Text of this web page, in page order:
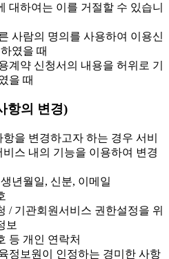
대하여는 이를 거절할 수 있습니
사람의 명의를 사용하여 이용신
였을 때
계약 신청서의 내용을 허위로 기
을 때
항의 변경)
을 변경하고자 하는 경우 서비
스 내의 기능을 이용하여 변경
년월일, 신분, 이메일
/ 기관회원서비스 권한설정을 위
보
등 개인 연락처
정보원이 인정하는 경미한 사항